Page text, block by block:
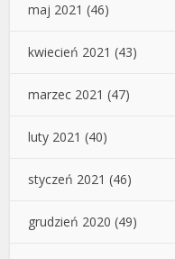
maj 2021 (46)
kwiecień 2021 (43)
marzec 2021 (47)
luty 2021 (40)
styczeń 2021 (46)
grudzień 2020 (49)